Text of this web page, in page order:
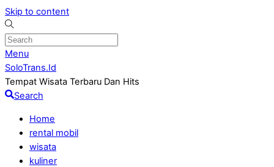
Skip to content
Menu
SoloTrans.Id
Tempat Wisata Terbaru Dan Hits
Search
Home
rental mobil
wisata
kuliner